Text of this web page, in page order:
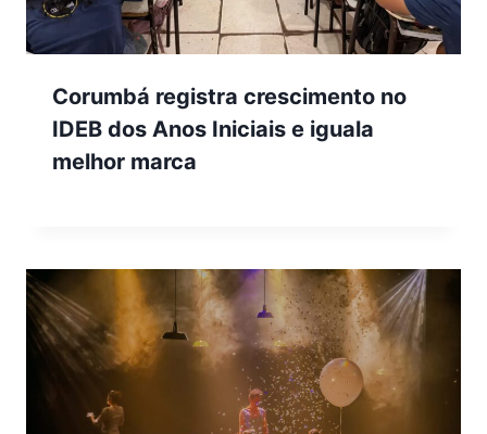
Corumbá registra crescimento no
IDEB dos Anos Iniciais e iguala
melhor marca